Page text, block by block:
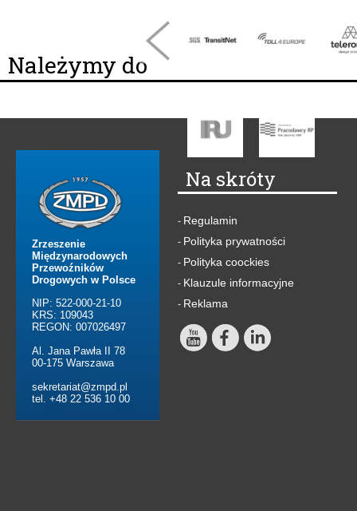
Należymy do
Zrzeszenie
Międzynarodowych
Przewoźników
Drogowych w Polsce
NIP: 522-000-21-10
KRS: 109043
REGON: 007026497
Al. Jana Pawła II 78
00-175 Warszawa
sekretariat@zmpd.pl
tel. +48 22 536 10 00
Na skróty
- Regulamin
- Polityka prywatności
- Polityka coockies
- Klauzule informacyjne
- Reklama